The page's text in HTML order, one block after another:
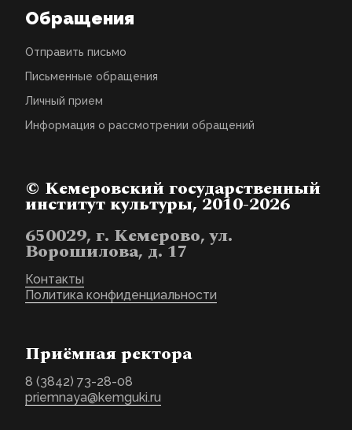
Обращения
Отправить письмо
Письменные обращения
Личный прием
Информация о рассмотрении обращений
© Кемеровский государственный
институт культуры, 2010-2026
650029, г. Кемерово, ул.
Ворошилова, д. 17
Контакты
Политика конфиденциальности
Приёмная ректора
8 (3842) 73-28-08
priemnaya@kemguki.ru